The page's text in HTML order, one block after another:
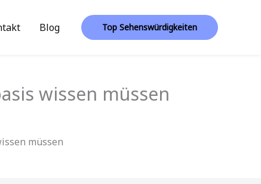
Blog Top Sehenswürdigkeiten
wissen müssen
müssen